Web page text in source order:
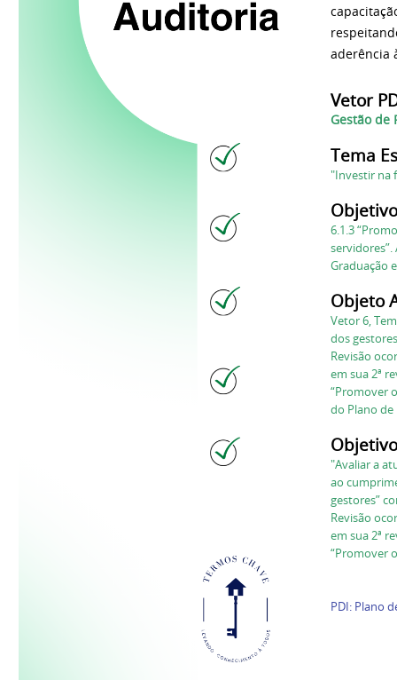
aderência
Vetor
Gestão de
Tema
"Investir na
6.1.3“
servidores
Graduação
Objeto
Vetor6,
dos
Revisão
em sua 2ª
“Promover
do Plano de
"Avaliara
ao
gestores”
Revisão
em sua 2ª
“Promover
PDI: Plano